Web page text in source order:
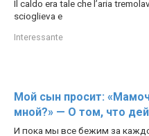
Il caldo era tale che l’aria
scioglieva e
Interessante
Мой сын просит:
мной?» — О том, что
И пока мы все бежим за